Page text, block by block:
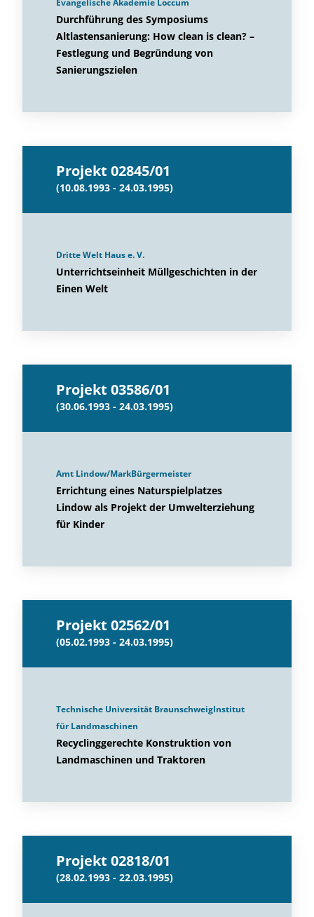
Evangelische Akademie Loccum
Durchführung des Symposiums
Altlastensanierung: How clean is clean? –
Festlegung und Begründung von
Sanierungszielen
Projekt 02845/01
(10.08.1993 - 24.03.1995)
Dritte Welt Haus e. V.
Unterrichtseinheit Müllgeschichten in der
Einen Welt
Projekt 03586/01
(30.06.1993 - 24.03.1995)
Amt Lindow/MarkBürgermeister
Errichtung eines Naturspielplatzes
Lindow als Projekt der Umwelterziehung
für Kinder
Projekt 02562/01
(05.02.1993 - 24.03.1995)
Technische Universität BraunschweigInstitut
für Landmaschinen
Recyclinggerechte Konstruktion von
Landmaschinen und Traktoren
Projekt 02818/01
(28.02.1993 - 22.03.1995)